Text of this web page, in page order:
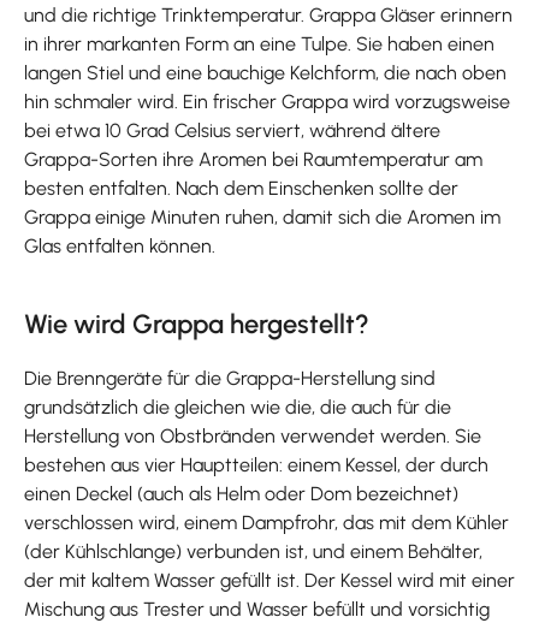
und die richtige Trinktemperatur. Grappa Gläser erinnern
in ihrer markanten Form an eine Tulpe. Sie haben einen
langen Stiel und eine bauchige Kelchform, die nach oben
hin schmaler wird. Ein frischer Grappa wird vorzugsweise
bei etwa 10 Grad Celsius serviert, während ältere
Grappa-Sorten ihre Aromen bei Raumtemperatur am
besten entfalten. Nach dem Einschenken sollte der
Grappa einige Minuten ruhen, damit sich die Aromen im
Glas entfalten können.
Wie wird Grappa hergestellt?
Die Brenngeräte für die Grappa-Herstellung sind
grundsätzlich die gleichen wie die, die auch für die
Herstellung von Obstbränden verwendet werden. Sie
bestehen aus vier Hauptteilen: einem Kessel, der durch
einen Deckel (auch als Helm oder Dom bezeichnet)
verschlossen wird, einem Dampfrohr, das mit dem Kühler
(der Kühlschlange) verbunden ist, und einem Behälter,
der mit kaltem Wasser gefüllt ist. Der Kessel wird mit einer
Mischung aus Trester und Wasser befüllt und vorsichtig